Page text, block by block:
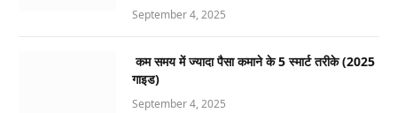
September 4, 2025
कम समय में ज्यादा पैसा कमाने के 5 स्मार्ट तरीके (2025
गाइड)
September 4, 2025